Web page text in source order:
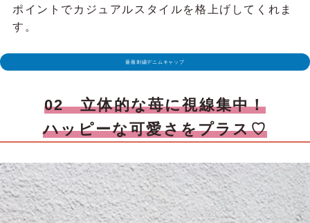
ポイントでカジュアルスタイルを格上げしてくれま
す。
薔薇刺繍デニムキャップ
02 立体的な苺に視線集中！
ハッピーな可愛さをプラス♡